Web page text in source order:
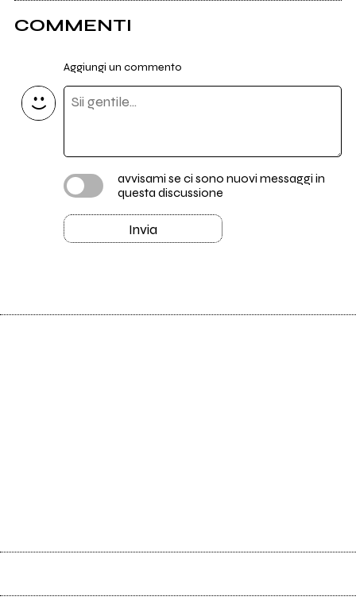
COMMENTI
Aggiungi un commento
avvisami se ci sono nuovi messaggi in
questa discussione
Invia